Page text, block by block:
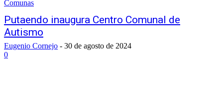
Comunas
Putaendo inaugura Centro Comunal de
Autismo
Eugenio Cornejo - 30 de agosto de 2024
0